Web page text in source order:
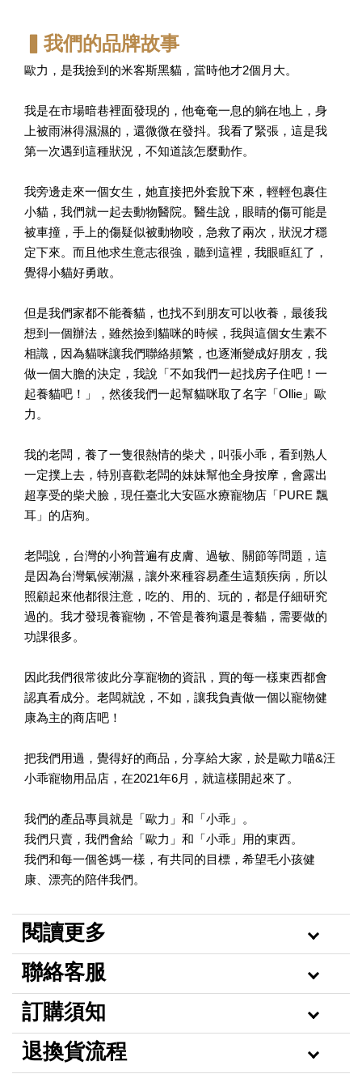
▍我們的品牌故事
歐力，是我撿到的米客斯黑貓，當時他才2個月大。
我是在市場暗巷裡面發現的，他奄奄一息的躺在地上，身
上被雨淋得濕濕的，還微微在發抖。我看了緊張，這是我
第一次遇到這種狀況，不知道該怎麼動作。
我旁邊走來一個女生，她直接把外套脫下來，輕輕包裹住
小貓，我們就一起去動物醫院。醫生說，眼睛的傷可能是
被車撞，手上的傷疑似被動物咬，急救了兩次，狀況才穩
定下來。而且他求生意志很強，聽到這裡，我眼眶紅了，
覺得小貓好勇敢。
但是我們家都不能養貓，也找不到朋友可以收養，最後我
想到一個辦法，雖然撿到貓咪的時候，我與這個女生素不
相識，因為貓咪讓我們聯絡頻繁，也逐漸變成好朋友，我
做一個大膽的決定，我說「不如我們一起找房子住吧！一
起養貓吧！」，然後我們一起幫貓咪取了名字「Ollie」歐
力。
我的老闆，養了一隻很熱情的柴犬，叫張小乖，看到熟人
一定撲上去，特別喜歡老闆的妹妹幫他全身按摩，會露出
超享受的柴犬臉，現任臺北大安區水療寵物店「PURE 飄
耳」的店狗。
老闆說，台灣的小狗普遍有皮膚、過敏、關節等問題，這
是因為台灣氣候潮濕，讓外來種容易產生這類疾病，所以
照顧起來他都很注意，吃的、用的、玩的，都是仔細研究
過的。我才發現養寵物，不管是養狗還是養貓，需要做的
功課很多。
因此我們很常彼此分享寵物的資訊，買的每一樣東西都會
認真看成分。老闆就說，不如，讓我負責做一個以寵物健
康為主的商店吧！
把我們用過，覺得好的商品，分享給大家，於是歐力喵&汪
小乖寵物用品店，在2021年6月，就這樣開起來了。
我們的產品專員就是「歐力」和「小乖」。
我們只賣，我們會給「歐力」和「小乖」用的東西。
我們和每一個爸媽一樣，有共同的目標，希望毛小孩健
康、漂亮的陪伴我們。
閱讀更多
聯絡客服
訂購須知
退換貨流程